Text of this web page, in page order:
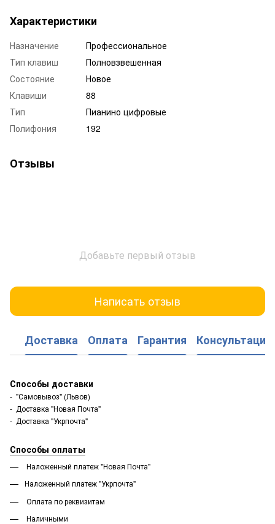
Характеристики
Назначение
Профессиональное
Тип клавиш
Полновзвешенная
Состояние
Новое
Клавиши
88
Тип
Пианино цифровые
Полифония
192
Отзывы
Добавьте первый отзыв
Написать отзыв
Доставка Оплата Гарантия Консультация
Способы доставки
- "Самовывоз" (Львов)
- Доставка "Новая Почта"
- Доставка "Укрпочта"
Способы оплаты
Наложенный платеж "Новая Почта"
Наложенный платеж "Укрпочта"
Оплата по реквизитам
Наличными